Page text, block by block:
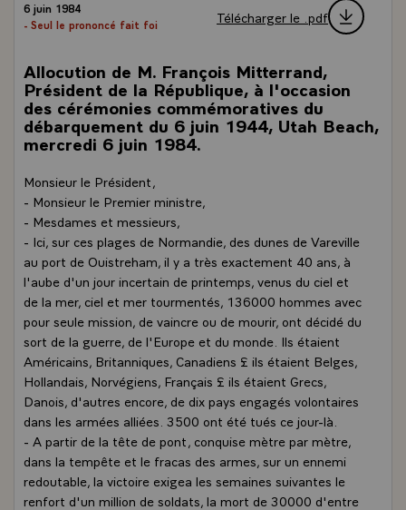
6 juin 1984
- Seul le prononcé fait foi
Télécharger le .pdf
Allocution de M. François Mitterrand,
Président de la République, à l'occasion
des cérémonies commémoratives du
débarquement du 6 juin 1944, Utah Beach,
mercredi 6 juin 1984.
Monsieur le Président,
- Monsieur le Premier ministre,
- Mesdames et messieurs,
- Ici, sur ces plages de Normandie, des dunes de Vareville
au port de Ouistreham, il y a très exactement 40 ans, à
l'aube d'un jour incertain de printemps, venus du ciel et
de la mer, ciel et mer tourmentés, 136000 hommes avec
pour seule mission, de vaincre ou de mourir, ont décidé du
sort de la guerre, de l'Europe et du monde. Ils étaient
Américains, Britanniques, Canadiens £ ils étaient Belges,
Hollandais, Norvégiens, Français £ ils étaient Grecs,
Danois, d'autres encore, de dix pays engagés volontaires
dans les armées alliées. 3500 ont été tués ce jour-là.
- A partir de la tête de pont, conquise mètre par mètre,
dans la tempête et le fracas des armes, sur un ennemi
redoutable, la victoire exigea les semaines suivantes le
renfort d'un million de soldats, la mort de 30000 d'entre